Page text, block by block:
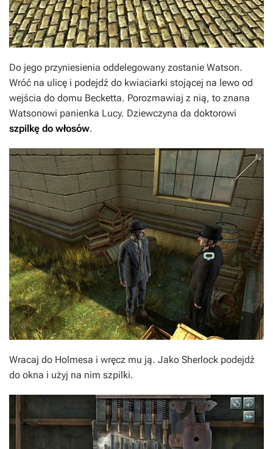
Do jego przyniesienia oddelegowany zostanie Watson.
Wróć na ulicę i podejdź do kwiaciarki stojącej na lewo od
wejścia do domu Becketta. Porozmawiaj z nią, to znana
Watsonowi panienka Lucy. Dziewczyna da doktorowi
szpilkę do włosów.
Wracaj do Holmesa i wręcz mu ją. Jako Sherlock podejdź
do okna i użyj na nim szpilki.